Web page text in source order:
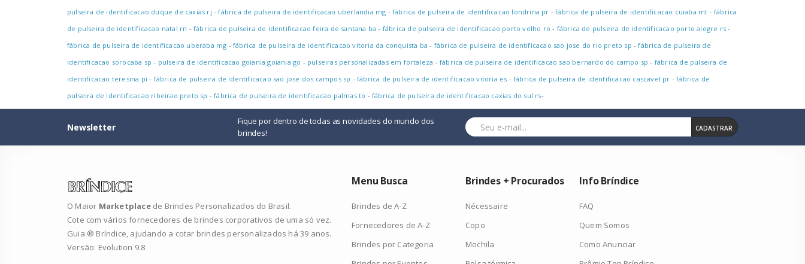
pulseira de identificacao duque de caxias rj -fábrica de pulseira de identificacao uberlandia mg -fábrica de pulseira de identificacao londrina pr -fábrica de pulseira de identificacao cuiaba mt -fábrica
de pulseira de identificacao natal rn -fábrica de pulseira de identificacao feira de santana ba - fábrica de pulseira de identificacao porto velho ro - fábrica de pulseira de identificacao porto alegre rs -
fábrica de pulseira de identificacao uberaba mg -fábrica de pulseira de identificacao vitoria da conquista ba - fábrica de pulseira de identificacao sao jose do rio preto sp -fábrica de pulseira de
identificacao sorocaba sp - pulseira de identificacao goiania goiania go - pulseiras personalizadas em fortaleza -fábrica de pulseira de identificacao sao bernardo do campo sp - fábrica de pulseira de
identificacao teresina pi - fábrica de pulseira de identificacao sao jose dos campos sp -fábrica de pulseira de identificacao vitoria es -fábrica de pulseira de identificacao cascavel pr -fábrica de
pulseira de identificacao ribeirao preto sp -fábrica de pulseira de identificacao palmas to -fábrica de pulseira de identificacao caxias do sul rs-
Newsletter
Fique por dentro de todas as novidades do mundo dos
brindes!
CADASTRAR
O Maior Marketplace de Brindes Personalizados do Brasil.
Cote com vários fornecedores de brindes corporativos de uma só vez.
Guia ® Bríndice, ajudando a cotar brindes personalizados há 39 anos.
Versão: Evolution 9.8
Menu Busca
Brindes de A-Z
Fornecedores de A-Z
Brindes por Categoria
Brindes + Procurados
Nécessaire
Copo
Mochila
Info Bríndice
FAQ
Quem Somos
Como Anunciar